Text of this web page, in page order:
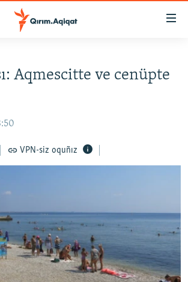
Aqmescitte ve cenüpte
VPN-siz oquñız